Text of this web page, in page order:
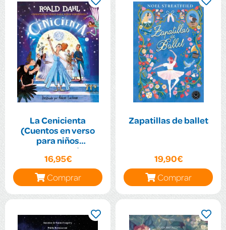
La Cenicienta
(Cuentos en verso
para niños
perversos)
16,95€
Comprar
Zapatillas de ballet
19,90€
Comprar